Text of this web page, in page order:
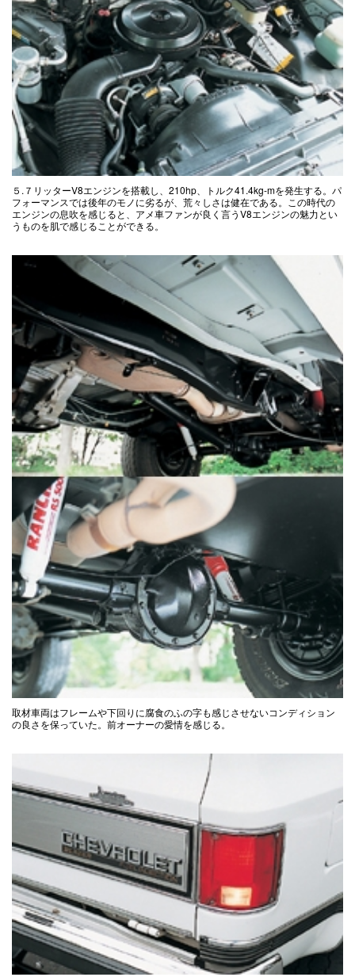
５.７リッターV8エンジンを搭載し、210hp、トルク41.4kg-mを発生する。パ
フォーマンスでは後年のモノに劣るが、荒々しさは健在である。この時代の
エンジンの息吹を感じると、アメ車ファンが良く言うV8エンジンの魅力とい
うものを肌で感じることができる。
取材車両はフレームや下回りに腐食のふの字も感じさせないコンディション
の良さを保っていた。前オーナーの愛情を感じる。